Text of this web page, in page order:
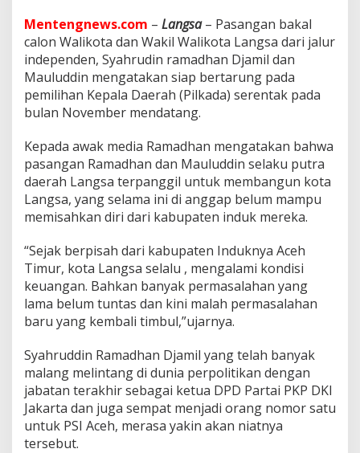
d
a
n
W
2
L
a
g
s
a
J
a
l
r
I
n
d
e
p
n
d
e
n
Mentengnews.com – Langsa– Pasangan bakal
calon Walikota dan Wakil Walikota Langsa dari jalur
independen, Syahrudin ramadhan Djamil dan
Mauluddin mengatakan siap bertarung pada
pemilihan Kepala Daerah (Pilkada) serentak pada
bulan November mendatang.
Kepada awak media Ramadhan mengatakan bahwa
pasangan Ramadhan dan Mauluddin selaku putra
daerah Langsa terpanggil untuk membangun kota
Langsa, yang selama ini di anggap belum mampu
memisahkan diri dari kabupaten induk mereka.
“Sejak berpisah dari kabupaten Induknya Aceh
Timur, kota Langsa selalu , mengalami kondisi
keuangan. Bahkan banyak permasalahan yang
lama belum tuntas dan kini malah permasalahan
baru yang kembali timbul,”ujarnya.
Syahruddin Ramadhan Djamil yang telah banyak
malang melintang di dunia perpolitikan dengan
jabatan terakhir sebagai ketua DPD Partai PKP DKI
Jakarta dan juga sempat menjadi orang nomor satu
untuk PSI Aceh, merasa yakin akan niatnya
tersebut.